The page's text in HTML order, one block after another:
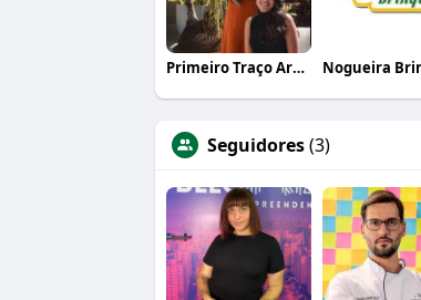
Primeiro Traço Arquitetura
Seguidores(3)